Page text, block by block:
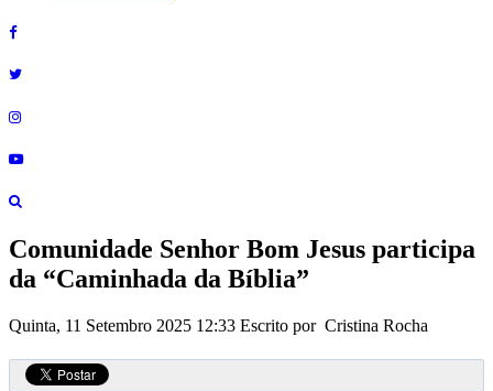
Comunidade Senhor Bom Jesus participa
da “Caminhada da Bíblia”
Quinta, 11 Setembro 2025 12:33 Escrito por Cristina Rocha